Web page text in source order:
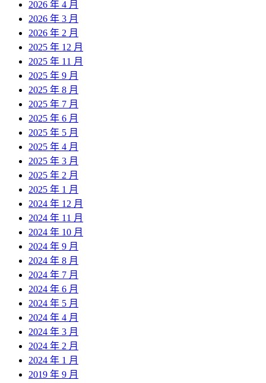
2026 年 4 月
2026 年 3 月
2026 年 2 月
2025 年 12 月
2025 年 11 月
2025 年 9 月
2025 年 8 月
2025 年 7 月
2025 年 6 月
2025 年 5 月
2025 年 4 月
2025 年 3 月
2025 年 2 月
2025 年 1 月
2024 年 12 月
2024 年 11 月
2024 年 10 月
2024 年 9 月
2024 年 8 月
2024 年 7 月
2024 年 6 月
2024 年 5 月
2024 年 4 月
2024 年 3 月
2024 年 2 月
2024 年 1 月
2019 年 9 月